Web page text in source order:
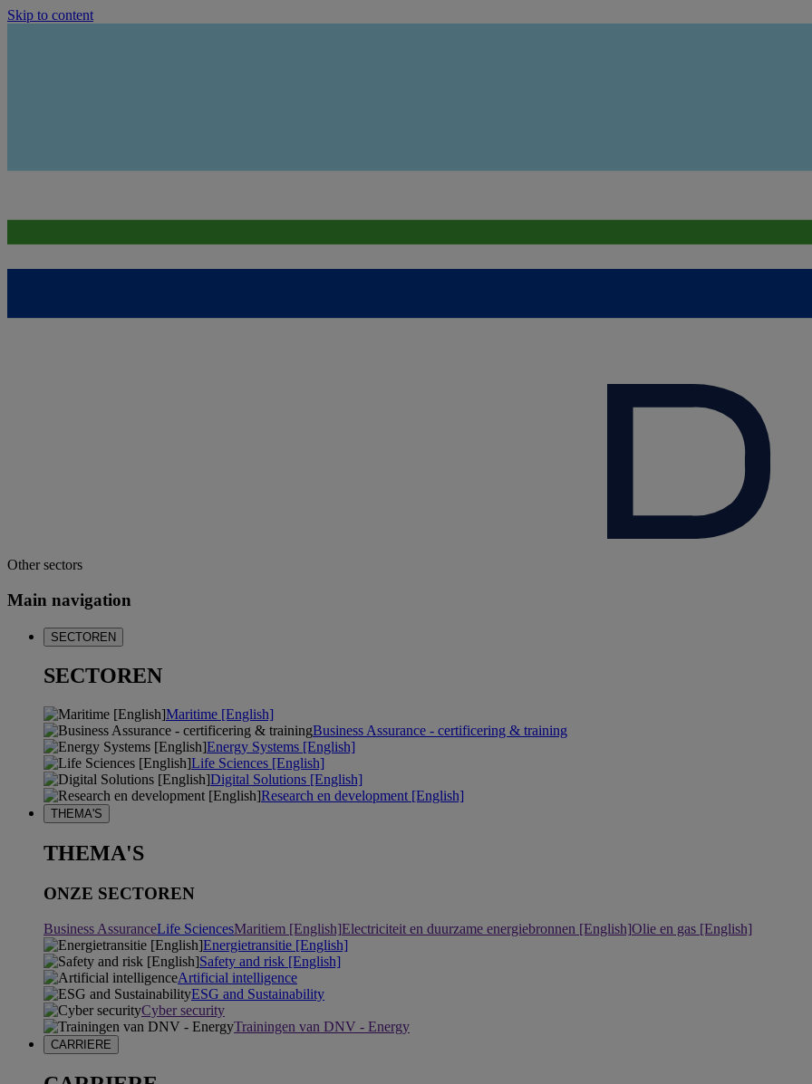
Skip to content
Other sectors
Main navigation
SECTOREN
SECTOREN
Maritime [English]
Business Assurance - certificering & training
Energy Systems [English]
Life Sciences [English]
Digital Solutions [English]
Research en development [English]
THEMA'S
THEMA'S
ONZE SECTOREN
Business AssuranceLife SciencesMaritiem [English]Electriciteit en duurzame energiebronnen [English]Olie en gas [English]
Energietransitie [English]
Safety and risk [English]
Artificial intelligence
ESG and Sustainability
Cyber security
Trainingen van DNV - Energy
CARRIERE